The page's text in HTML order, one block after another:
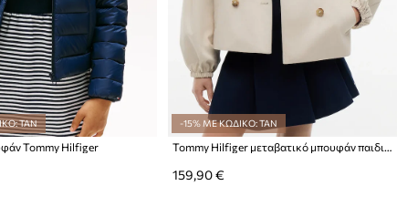
TAN
Tommy Hilfiger
-15% ΜΕ ΚΩΔΙΚΟ: TAN
Tommy Hilfiger μεταβατικό μπουφάν παιδικό με βαμβάκι
159,90 €